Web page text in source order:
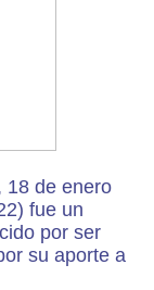
18 de enero
fue un
por ser
su aporte a